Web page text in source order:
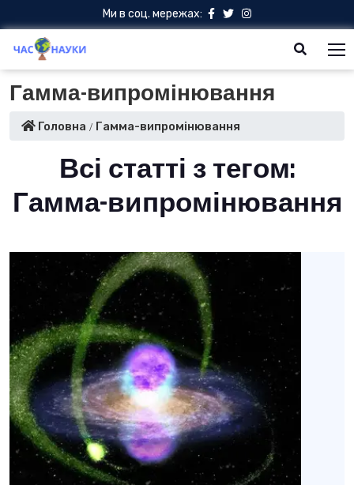
Ми в соц. мережах:
Гамма-випромінювання
Головна Гамма-випромінювання
Всі статті з тегом:
Гамма-випромінювання